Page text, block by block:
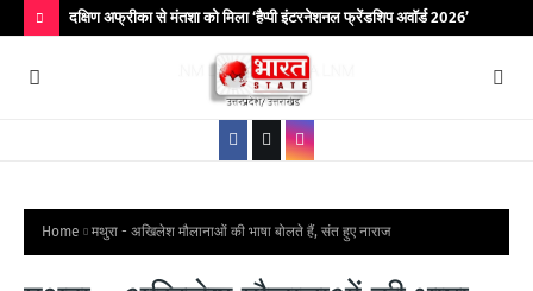
O
दक्षिण अफ्रीका से मंतशा को मिला ‘हैप्पी इंटरनेशनल फ्रेंडशिप अवॉर्ड 2026’
Home मथुरा - अखिलेश मौलानाओं की भाषा बोलते हैं, संत हुए नाराज